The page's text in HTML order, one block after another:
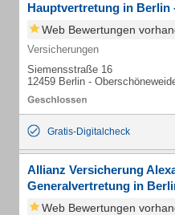
Hauptvertretung in Berlin
Web Bewertungen
Versicherungen
Siemensstraße 16
12459 Berlin -
Gratis-Digitalcheck
Allianz Versicherung
Generalvertretung in
Web Bewertungen